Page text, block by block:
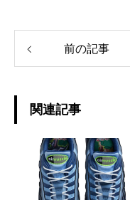
前の記事
関連記事